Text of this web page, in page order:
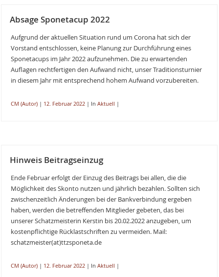
Absage Sponetacup 2022
Aufgrund der aktuellen Situation rund um Corona hat sich der
Vorstand entschlossen, keine Planung zur Durchführung eines
Sponetacups im Jahr 2022 aufzunehmen. Die zu erwartenden
Auflagen rechtfertigen den Aufwand nicht, unser Traditionsturnier
in diesem Jahr mit entsprechend hohem Aufwand vorzubereiten.
CM (Autor)| 12. Februar 2022| In Aktuell |
Hinweis Beitragseinzug
Ende Februar erfolgt der Einzug des Beitrags bei allen, die die
Möglichkeit des Skonto nutzen und jährlich bezahlen. Sollten sich
zwischenzeitlich Änderungen bei der Bankverbindung ergeben
haben, werden die betreffenden Mitglieder gebeten, das bei
unserer Schatzmeisterin Kerstin bis 20.02.2022 anzugeben, um
kostenpflichtige Rücklastschriften zu vermeiden. Mail:
schatzmeister(at)ttzsponeta.de
CM (Autor)| 12. Februar 2022| In Aktuell |